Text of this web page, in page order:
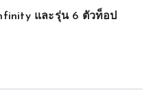
และรุ่น 6 ตัวท็อป